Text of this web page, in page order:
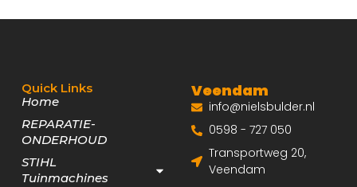
Quick Links
Home
REPARATIE-
ONDERHOUD
STIHL
Tuinmachines
Veendam
info@nielsbulder.nl
0598 - 727 050
Transportweg 20,
Veendam